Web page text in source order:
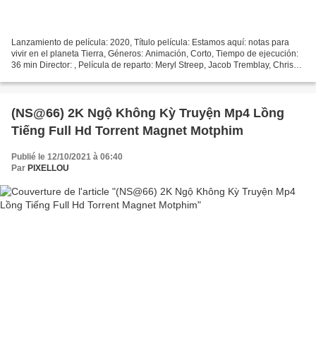
Lanzamiento de película: 2020, Título película: Estamos aquí: notas para
vivir en el planeta Tierra, Géneros: Animación, Corto, Tiempo de ejecución:
36 min Director: , Película de reparto: Meryl Streep, Jacob Tremblay, Chris
(NS@66) 2K Ngộ Không Kỳ Truyện Mp4 Lồng
Tiếng Full Hd Torrent Magnet Motphim
Publié le 12/10/2021 à 06:40
Par PIXELLOU